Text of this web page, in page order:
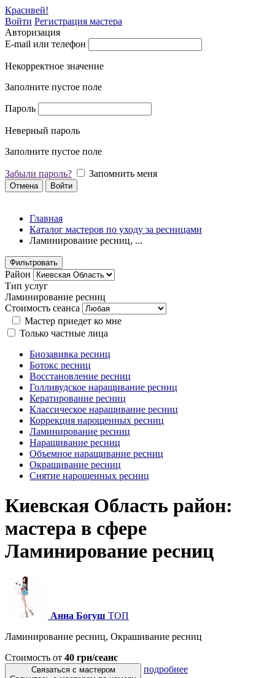
Красивей!
Войти Регистрация мастера
Авторизация
E-mail или телефон
Некорректное значение
Заполните пустое поле
Пароль
Неверный пароль
Заполните пустое поле
Забыли пароль? Запомнить меня
Отмена Войти
Главная
Каталог мастеров по уходу за ресницами
Ламинирование ресниц, ...
Фильтровать
Район
Тип услуг
Ламинирование ресниц
Стоимость сеанса
Мастер приедет ко мне
Только частные лица
Биозавивка ресниц
Ботокс ресниц
Восстановление ресниц
Голливудское наращивание ресниц
Кератирование ресниц
Классическое наращивание ресниц
Коррекция нарощенных ресниц
Ламинирование ресниц
Наращивание ресниц
Объемное наращивание ресниц
Окрашивание ресниц
Снятие нарощенных ресниц
Киевская Область район:
мастера в сфере
Ламинирование ресниц
Анна Богуш ТОП
Ламинирование ресниц, Окрашивание ресниц
Стоимость от 40 грн/сеанс
Связаться с мастером
подробнее